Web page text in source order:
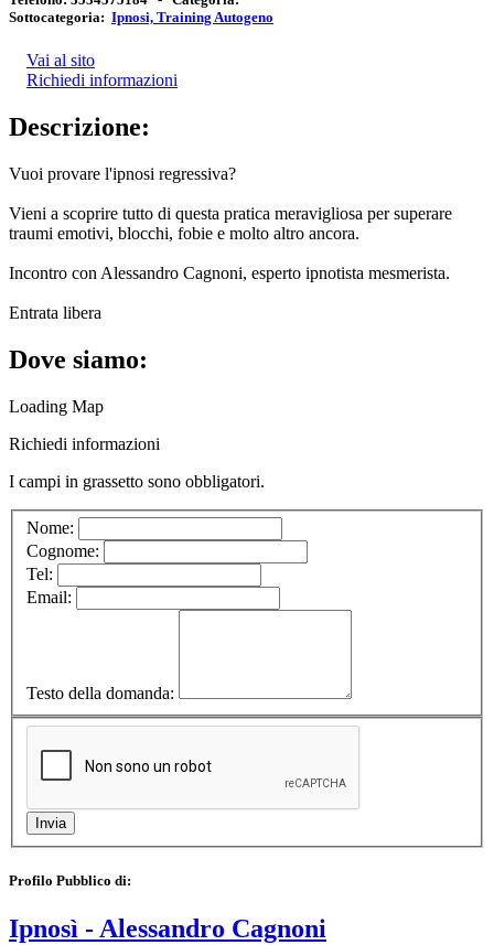
Sottocategoria: Ipnosi, Training Autogeno
Vai al sito
Richiedi informazioni
Descrizione:
Vuoi provare l'ipnosi regressiva?
Vieni a scoprire tutto di questa pratica meravigliosa per superare
traumi emotivi, blocchi, fobie e molto altro ancora.
Incontro con Alessandro Cagnoni, esperto ipnotista mesmerista.
Entrata libera
Dove siamo:
Loading Map
Richiedi informazioni
I campi in grassetto sono obbligatori.
Nome:
Cognome:
Tel:
Email:
Testo della domanda:
Profilo Pubblico di:
Ipnosì - Alessandro Cagnoni